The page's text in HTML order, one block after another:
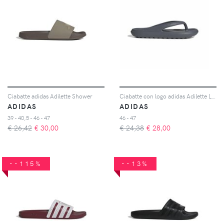
Ciabatte adidas Adilette Shower
ADIDAS
39 - 40,5 - 46 - 47
€ 26,42 € 30,00
ADIDAS
46 - 47
€ 24,38 € 28,00
--115% --13%